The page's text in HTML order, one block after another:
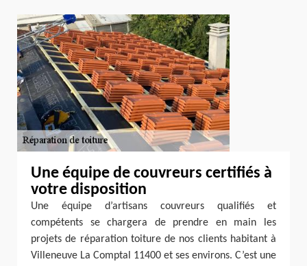
Une équipe de couvreurs certifiés à
votre disposition
Une équipe d’artisans couvreurs qualifiés et
compétents se chargera de prendre en main les
projets de réparation toiture de nos clients habitant à
Villeneuve La Comptal 11400 et ses environs. C’est une